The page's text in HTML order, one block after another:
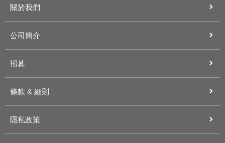
關於我們
公司簡介
招募
條款 & 細則
隱私政策